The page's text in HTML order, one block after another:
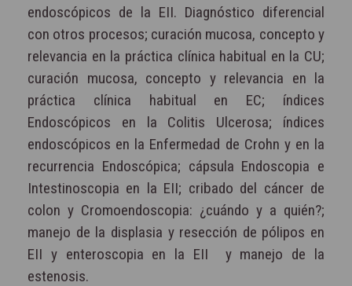
endoscópicos de la EII. Diagnóstico diferencial
con otros procesos; curación mucosa, concepto y
relevancia en la práctica clínica habitual en la CU;
curación mucosa, concepto y relevancia en la
práctica clínica habitual en EC; índices
Endoscópicos en la Colitis Ulcerosa; índices
endoscópicos en la Enfermedad de Crohn y en la
recurrencia Endoscópica; cápsula Endoscopia e
Intestinoscopia en la EII; cribado del cáncer de
colon y Cromoendoscopia: ¿cuándo y a quién?;
manejo de la displasia y resección de pólipos en
EII y enteroscopia en la EII y manejo de la
estenosis.